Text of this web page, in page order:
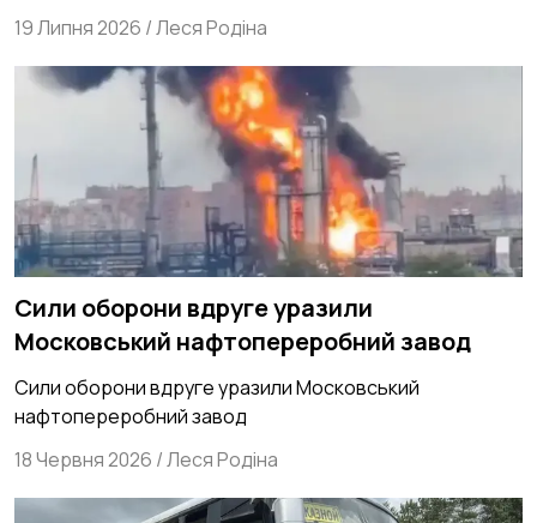
19 Липня 2026 /Леся Родіна
Сили оборони вдруге уразили
Московський нафтопереробний завод
Сили оборони вдруге уразили Московський
нафтопереробний завод
18 Червня 2026 /Леся Родіна